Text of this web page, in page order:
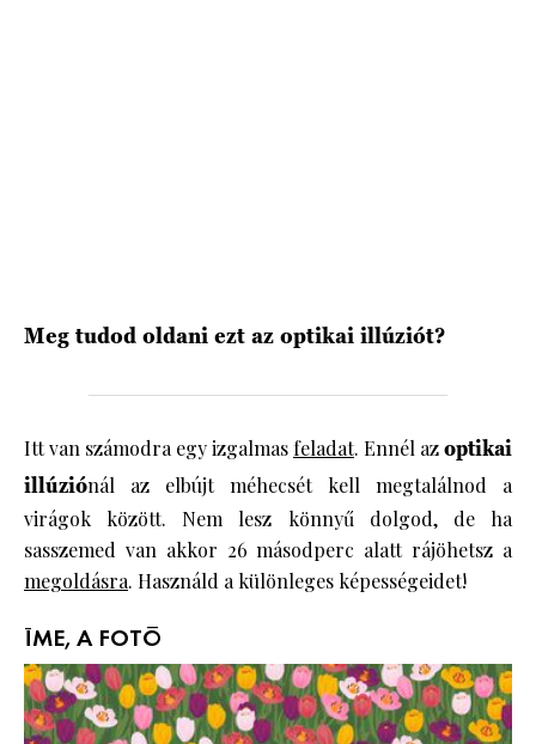
Meg tudod oldani ezt az optikai illúziót?
Itt van számodra egy izgalmas feladat. Ennél azoptikai
illúziónál az elbújt méhecsét kell megtalálnod a
virágok között. Nem lesz könnyű dolgod, de ha
sasszemed van akkor 26 másodperc alatt rájöhetsz a
megoldásra. Használd a különleges képességeidet!
ÍME, A FOTÓ